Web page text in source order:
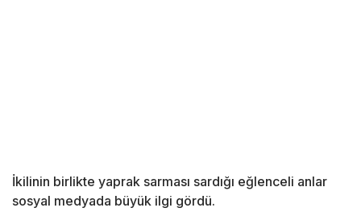
İkilinin birlikte yaprak sarması sardığı eğlenceli anlar
sosyal medyada büyük ilgi gördü.